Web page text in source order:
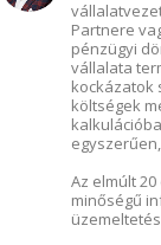
Partnere
pénzügyi
vállalata
kockázatok
költségek
Az elmúlt
minőségű